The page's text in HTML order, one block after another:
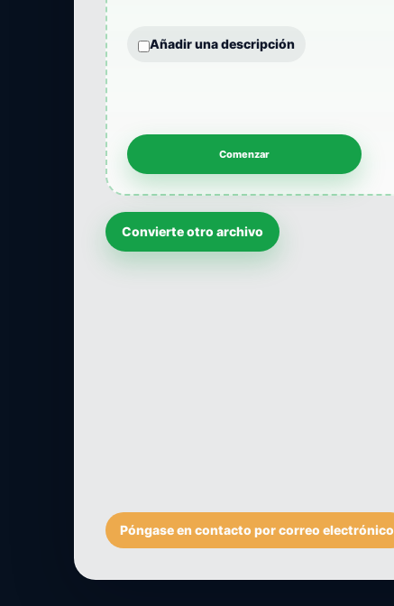
Añadir una descripción
Convierte otro archivo
Póngase en contacto por correo electrónico